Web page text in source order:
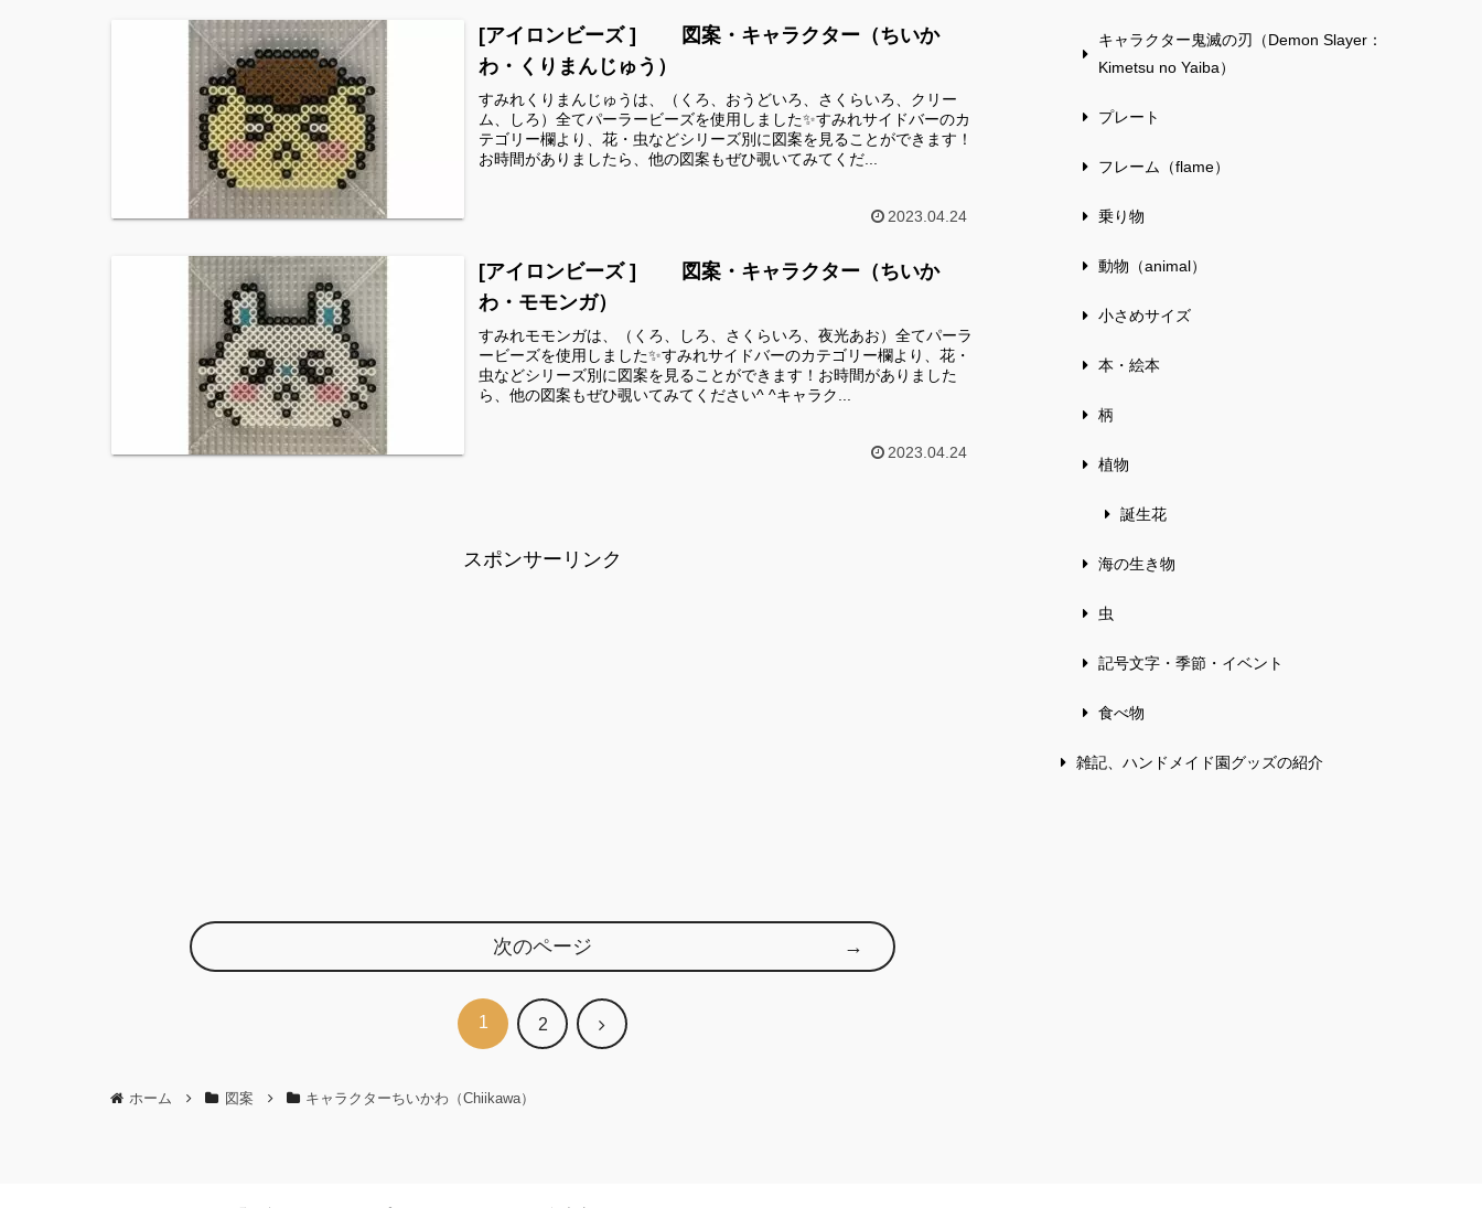
[アイロンビーズ ] 図案・キャラクター（ちいか
わ・くりまんじゅう）
すみれくりまんじゅうは、（くろ、おうどいろ、さくらいろ、クリー
ム、しろ）全てパーラービーズを使用しました✨すみれサイドバーのカ
テゴリー欄より、花・虫などシリーズ別に図案を見ることができます！
お時間がありましたら、他の図案もぜひ覗いてみてくだ...
2023.04.24
[アイロンビーズ ] 図案・キャラクター（ちいか
わ・モモンガ）
すみれモモンガは、（くろ、しろ、さくらいろ、夜光あお）全てパーラ
ービーズを使用しました✨すみれサイドバーのカテゴリー欄より、花・
虫などシリーズ別に図案を見ることができます！お時間がありました
ら、他の図案もぜひ覗いてみてください^ ^キャラク...
2023.04.24
スポンサーリンク
次のページ
1 2 次
ホーム 図案 キャラクターちいかわ（Chiikawa）
キャラクター鬼滅の刃（Demon Slayer：
Kimetsu no Yaiba）
プレート
フレーム（flame）
乗り物
動物（animal）
小さめサイズ
本・絵本
柄
植物
誕生花
海の生き物
虫
記号文字・季節・イベント
食べ物
雑記、ハンドメイド園グッズの紹介